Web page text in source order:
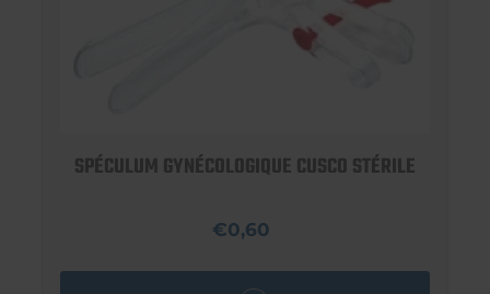
SPÉCULUM GYNÉCOLOGIQUE CUSCO STÉRILE
€0,60